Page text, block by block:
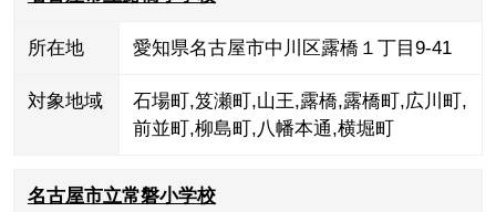
所在地 愛知県名古屋市中川区露橋１丁目9-41
対象地域 石場町,笈瀬町,山王,露橋,露橋町,広川町,
前並町,柳島町, 八幡本通,横堀町
名古屋市立常磐小学校